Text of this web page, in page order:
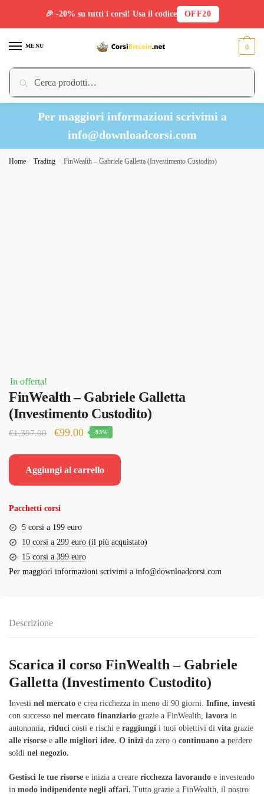
MENU
Cerca:
Cerca
0
Per maggiori informazioni scrivimi a
info@downloadcorsi.com
Home / Trading / FinWealth – Gabriele Galletta (Investimento Custodito)
In offerta!
FinWealth – Gabriele Galletta
(Investimento Custodito)
€1,397.00
Il
originale
€99.00Il
attuale
-93%
Aggiungi al carrello
Pacchetti corsi
5 corsi a 199 euro
10 corsi a 299 euro (il più acquistato)
15 corsi a 399 euro
Per maggiori informazioni scrivimi a info@downloadcorsi.com
Descrizione
Scarica il corso FinWealth – Gabriele
Galletta (Investimento Custodito)
Investi nel mercato e crea ricchezza in meno di 90 giorni. Infine, investi
con successo nel mercato finanziario grazie a FinWealth, lavora in
autonomia, riduci costi e rischi e raggiungi i tuoi obiettivi di vita grazie
alle risorse e alle migliori idee. O inizi da zero o continuano a perdere
soldi nel negozio.
Gestisci le tue risorse e inizia a creare ricchezza lavorando e investendo
in modo indipendente negli affari. Tutto grazie a FinWealth, il nostro
🎉 -20% su tutti i corsi! Usa il codice OFF20